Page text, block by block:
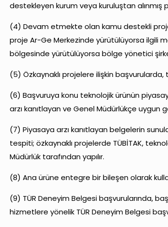
destekleyen kurum veya kuruluştan
(4) Devam etmekte olan kamu destekli
proje Ar-Ge Merkezinde yürütülüyorsa ilgili
bölgesinde yürütülüyorsa bölge yönetici
(5) Özkaynaklı projelere ilişkin
(6) Başvuruya konu teknolojik ürünün
arzı kanıtlayan ve Genel Müdürlükçe uygun
(7) Piyasaya arzı kanıtlayan belgelerin
tespiti; özkaynaklı projelerde TÜBİTAK,
Müdürlük tarafından yapılır.
(8) Ana ürüne entegre bir bileşen olarak
(9) TÜR Deneyim Belgesi başvurularında,
hizmetlere yönelik TÜR Deneyim Belgesi